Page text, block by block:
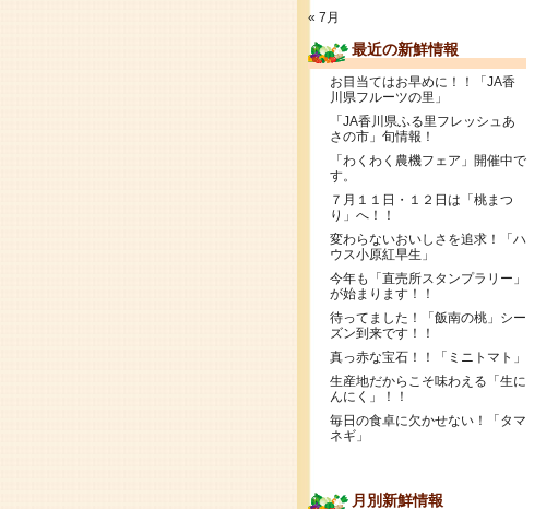
« 7月
最近の新鮮情報
お目当てはお早めに！！「JA香
川県フルーツの里」
「JA香川県ふる里フレッシュあ
さの市」旬情報！
「わくわく農機フェア」開催中で
す。
７月１１日・１２日は「桃まつ
り」へ！！
変わらないおいしさを追求！「ハ
ウス小原紅早生」
今年も「直売所スタンプラリー」
が始まります！！
待ってました！「飯南の桃」シー
ズン到来です！！
真っ赤な宝石！！「ミニトマト」
生産地だからこそ味わえる「生に
んにく」！！
毎日の食卓に欠かせない！「タマ
ネギ」
月別新鮮情報